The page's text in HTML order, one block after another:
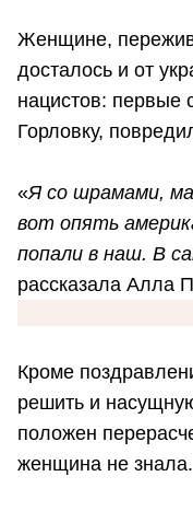
Женщине,
досталось и от
нацистов: первые
Горловку,
«Я со шрамами,
вот опять
попали в наш. В
рассказала Алла
Кроме
решить и
положен
женщина не знала.